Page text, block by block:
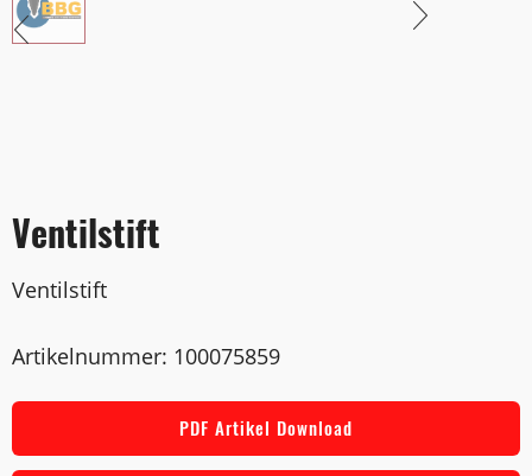
Ventilstift
Ventilstift
Artikelnummer: 100075859
PDF Artikel Download